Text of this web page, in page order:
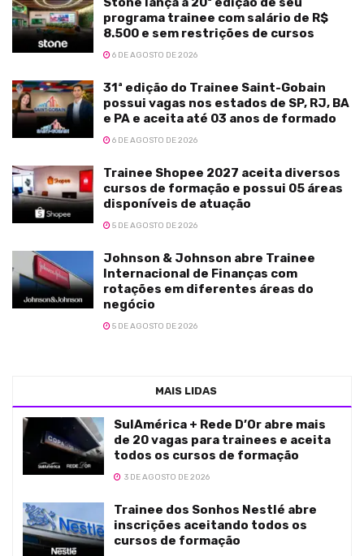
programa trainee com salário de R$
8.500 e sem restrições de cursos
6 DE AGOSTO DE 2026
31ª edição do Trainee Saint-Gobain
possui vagas nos estados de SP, RJ, BA
e PA e aceita até 03 anos de formado
6 DE AGOSTO DE 2026
Trainee Shopee 2027 aceita diversos
cursos de formação e possui 05 áreas
disponíveis de atuação
5 DE AGOSTO DE 2026
Johnson & Johnson abre Trainee
Internacional de Finanças com
rotações em diferentes áreas do
negócio
5 DE AGOSTO DE 2026
MAIS LIDAS
SulAmérica + Rede D’Or abre mais
de 20 vagas para trainees e aceita
todos os cursos de formação
3 DE AGOSTO DE 2026
Trainee dos Sonhos Nestlé abre
inscrições aceitando todos os
cursos de formação